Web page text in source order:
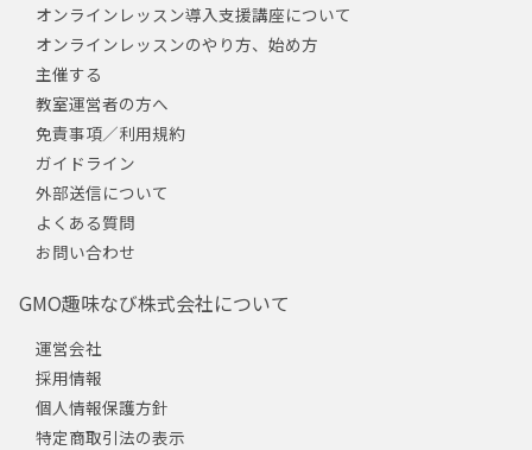
オンラインレッスン導入支援講座について
オンラインレッスンのやり方、始め方
主催する
教室運営者の方へ
免責事項／利用規約
ガイドライン
外部送信について
よくある質問
お問い合わせ
GMO趣味なび株式会社について
運営会社
採用情報
個人情報保護方針
特定商取引法の表示